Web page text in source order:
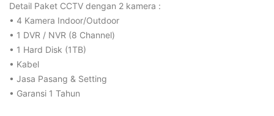
Detail Paket CCTV dengan 2 kamera :
• 4 Kamera Indoor/Outdoor
• 1 DVR / NVR (8 Channel)
• 1 Hard Disk (1TB)
• Kabel
• Jasa Pasang & Setting
• Garansi 1 Tahun